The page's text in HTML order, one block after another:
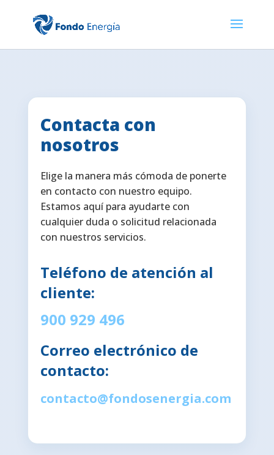
Contacta con
nosotros
Elige la manera más cómoda de ponerte
en contacto con nuestro equipo.
Estamos aquí para ayudarte con
cualquier duda o solicitud relacionada
con nuestros servicios.
Teléfono de atención al
cliente:
900 929 496
Correo electrónico de
contacto:
contacto@fondosenergia.com